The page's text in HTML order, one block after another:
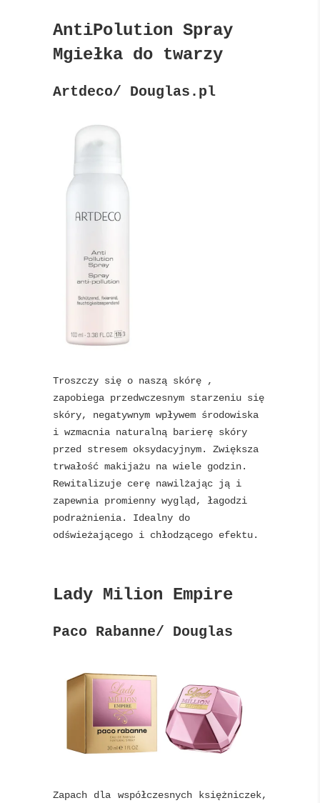
AntiPolution Spray
Mgiełka do twarzy
Artdeco/ Douglas.pl
Troszczy się o naszą skórę ,
zapobiega przedwczesnym starzeniu się
skóry, negatywnym wpływem środowiska
i wzmacnia naturalną barierę skóry
przed stresem oksydacyjnym. Zwiększa
trwałość makijażu na wiele godzin.
Rewitalizuje cerę nawilżając ją i
zapewnia promienny wygląd, łagodzi
podrażnienia. Idealny do
odświeżającego i chłodzącego efektu.
Lady Milion Empire
Paco Rabanne/ Douglas
Zapach dla współczesnych księżniczek,